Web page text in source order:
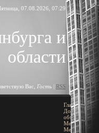
07.08.2026, 07:29
и
области
Вас Гость | RSS
Главная»
Доска
объявлений
Металлы
Металлопрокат